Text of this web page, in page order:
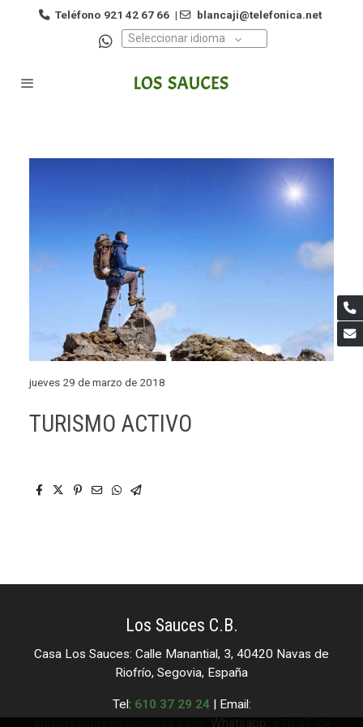
Teléfono 921 42 67 66 |
blancaji@telefonica.net
Seleccionar idioma
jueves 29 de marzo de 2018
TURISMO ACTIVO
Los Sauces C.B.
Casa Los Sauces: Calle Manantial, 3, 40420 Navas de
Riofrío, Segovia, España
Tel: 610 37 29 24| Email: